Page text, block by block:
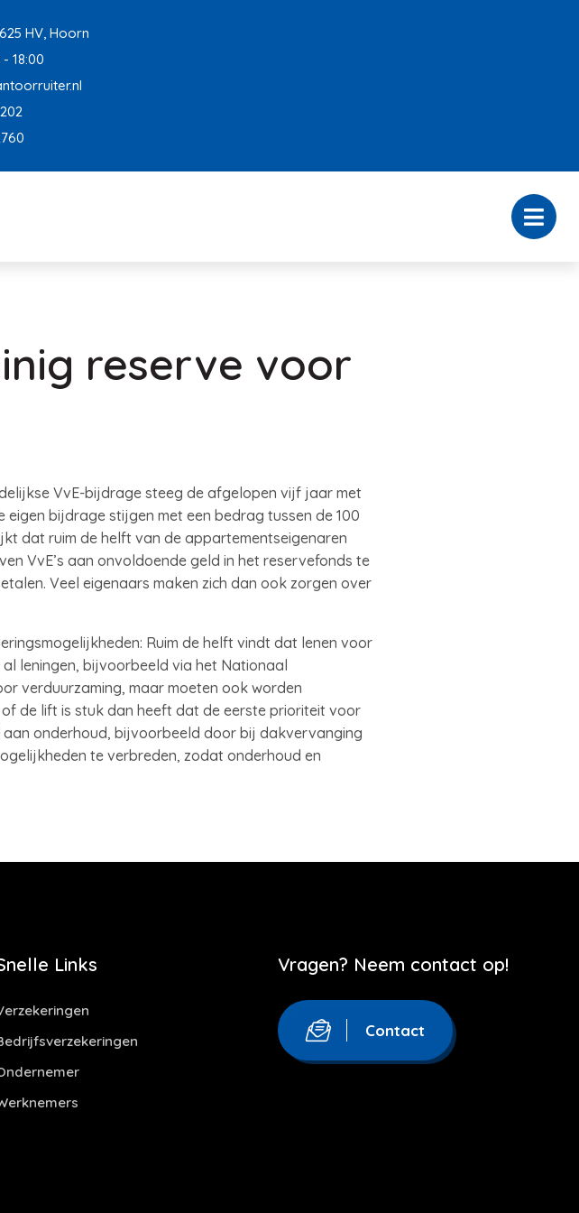
HV, Hoorn
18:00
reserve voor
VvE-bijdrage steeg de afgelopen vijf jaar met
bijdrage stijgen met een bedrag tussen de 100
dat ruim de helft van de appartementseigenaren
VvE’s aan onvoldoende geld in het reservefonds te
Veel eigenaars maken zich dan ook zorgen over
Ruim de helft vindt dat lenen voor
leningen, bijvoorbeeld via het Nationaal
verduurzaming, maar moeten ook worden
de lift is stuk dan heeft dat de eerste prioriteit voor
onderhoud, bijvoorbeeld door bij dakvervanging
te verbreden, zodat onderhoud en
Links Vragen? Neem contact op!
Contact